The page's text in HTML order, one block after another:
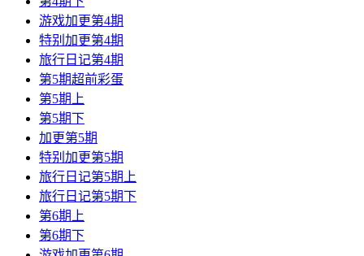
游戏加更第4期
特别加更第4期
旅行日记第4期
第5期超前彩蛋
第5期上
第5期下
加更第5期
特别加更第5期
旅行日记第5期上
旅行日记第5期下
第6期上
第6期下